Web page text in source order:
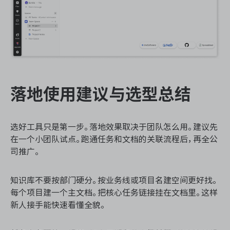
落地使用建议与选型总结
选好工具只是第一步。落地效果取决于团队怎么用。建议先
在一个小团队试点。跑通任务和文档的关联流程后，再全公
司推广。
知识库不要按部门硬分。按业务线或项目名建空间更好找。
每个项目建一个主文档。把核心任务链接挂在文档里。这样
新人接手能快速看懂全貌。